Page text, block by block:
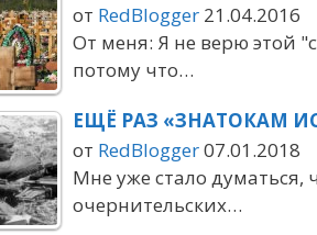
от RedBlogger 21.04.2016
От меня: Я не верю этой
потому что…
ЕЩЁ РАЗ «ЗНАТОКАМ
от RedBlogger07.01.2018
Мне уже стало думаться,
очернительских…